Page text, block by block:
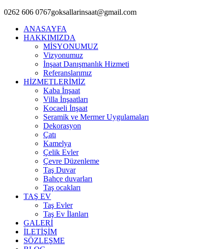
0262 606 0767goksallarinsaat@gmail.com
ANASAYFA
HAKKIMIZDA
MİSYONUMUZ
Vizyonumuz
İnşaat Danışmanlık Hizmeti
Referanslarımız
HİZMETLERİMİZ
Kaba İnşaat
Villa İnşaatları
Kocaeli İnşaat
Seramik ve Mermer Uygulamaları
Dekorasyon
Çatı
Kamelya
Çelik Evler
Çevre Düzenleme
Taş Duvar
Bahçe duvarları
Taş ocakları
TAŞ EV
Taş Evler
Taş Ev İlanları
GALERİ
İLETİŞİM
SÖZLEŞME